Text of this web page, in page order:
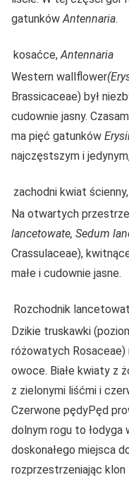
gatunkówAntennaria.
kosaćce,Antennaria
Western wallflower
Brassicaceae) był
cudownie jasny.
ma pięć gatunków
najczęstszym i
zachodni kwiat
Na otwartych
lancetowate, Sedum
Crassulaceae),
małe i cudownie jasne.
Rozchodnik
Dzikie truskawki
różowatych Rosaceae)
owoce. Białe kwiaty z
z zielonymi liśćmi i
Czerwone pędyPęd
dolnym rogu to łodyga
doskonałego miejsca
rozprzestrzeniając